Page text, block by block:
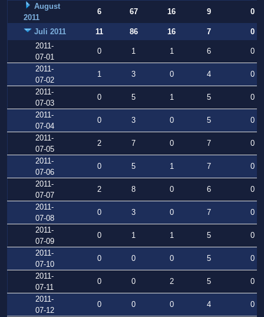
August
2011
6 67 16 9 0
Juli 2011 11 86 16 7
0
2011-
07-01
0 1 1 6
0
2011-
07-02
1 3 0 4
0
2011-
07-03
0 5 1 5
0
2011-
07-04
0 3 0 5
0
2011-
07-05
2 7 0 7
0
2011-
07-06
0 5 1 7
0
2011-
07-07
2 8 0 6
0
2011-
07-08
0 3 0 7
0
2011-
07-09
0 1 1 5
0
2011-
07-10
0 0 0 5
0
2011-
07-11
0 0 2 5
0
2011-
07-12
0 0 0 4
0